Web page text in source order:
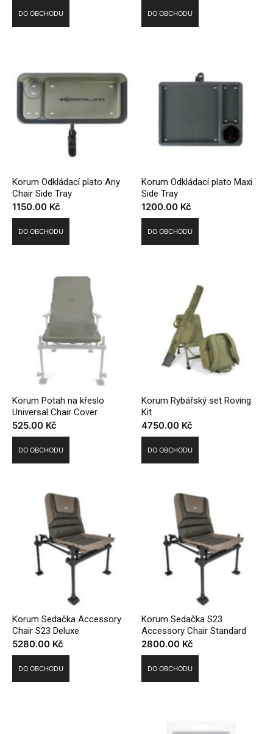
DO OBCHODU DO OBCHODU
Korum Odkládací plato Any
Chair Side Tray
1150.00 Kč
DO OBCHODU
Korum Odkládací plato Maxi
Side Tray
1200.00 Kč
DO OBCHODU
Korum Potah na křeslo
Universal Chair Cover
525.00 Kč
DO OBCHODU
Korum Rybářský set Roving
Kit
4750.00 Kč
DO OBCHODU
Korum Sedačka Accessory
Chair S23 Deluxe
5280.00 Kč
DO OBCHODU
Korum Sedačka S23
Accessory Chair Standard
2800.00 Kč
DO OBCHODU